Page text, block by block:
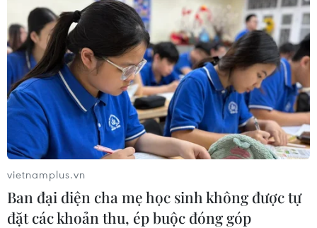
vietnamplus.vn
Ban đại diện cha mẹ học sinh không được tự
đặt các khoản thu, ép buộc đóng góp